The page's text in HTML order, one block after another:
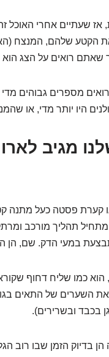
שעתיים אחרי האוכל
את הקטע שלהם, המנצח
רואים על הצג הוא
מספרים גבוהים
היו יותר מדי, או
מגיב
קערת פסטה כעל מתנה
תהליך מורכב
במעי הדק. שם, הן
כמו שליח דחוף
השערים של התאים
בכבד ובשרירים).
בדיוק הזמן שבו רוב